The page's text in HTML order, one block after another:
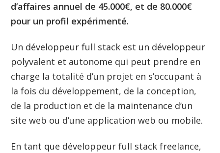
d’affaires annuel de 45.000€, et de 80.000€
pour un profil expérimenté.
Un développeur full stack est un développeur
polyvalent et autonome qui peut prendre en
charge la totalité d’un projet en s’occupant à
la fois du développement, de la conception,
de la production et de la maintenance d’un
site web ou d’une application web ou mobile.
En tant que développeur full stack freelance,